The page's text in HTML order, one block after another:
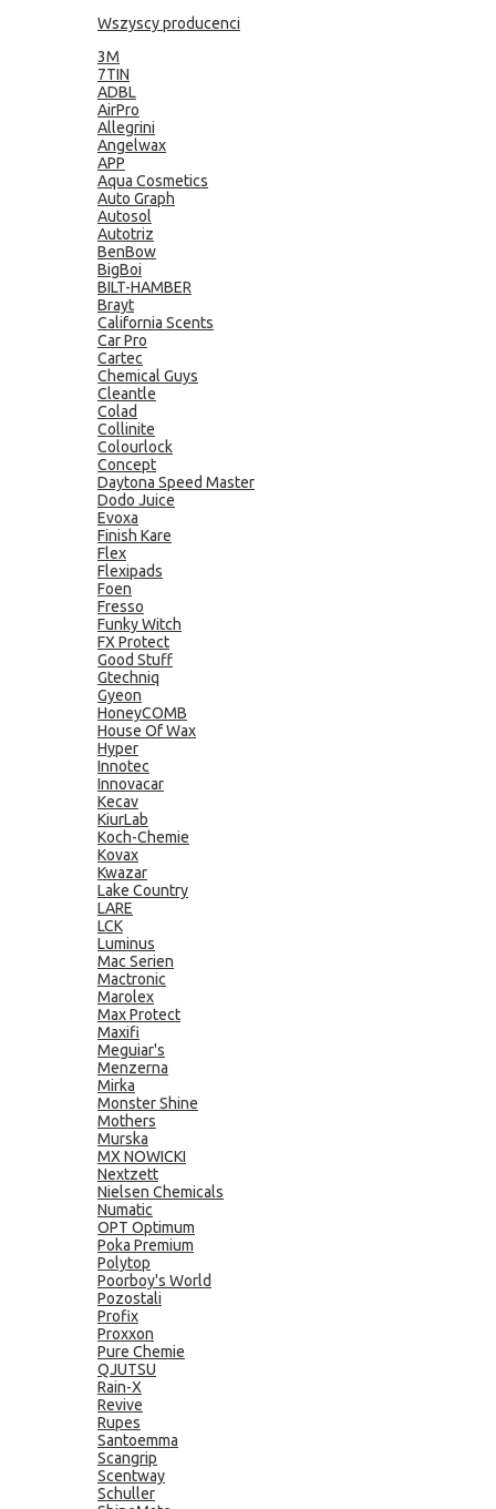
Wszyscy producenci
3M
7TIN
ADBL
AirPro
Allegrini
Angelwax
APP
Aqua Cosmetics
Auto Graph
Autosol
Autotriz
BenBow
BigBoi
BILT-HAMBER
Brayt
California Scents
Car Pro
Cartec
Chemical Guys
Cleantle
Colad
Collinite
Colourlock
Concept
Daytona Speed Master
Dodo Juice
Evoxa
Finish Kare
Flex
Flexipads
Foen
Fresso
Funky Witch
FX Protect
Good Stuff
Gtechniq
Gyeon
HoneyCOMB
House Of Wax
Hyper
Innotec
Innovacar
Kecav
KiurLab
Koch-Chemie
Kovax
Kwazar
Lake Country
LARE
LCK
Luminus
Mac Serien
Mactronic
Marolex
Max Protect
Maxifi
Meguiar's
Menzerna
Mirka
Monster Shine
Mothers
Murska
MX NOWICKI
Nextzett
Nielsen Chemicals
Numatic
OPT Optimum
Poka Premium
Polytop
Poorboy's World
Pozostali
Profix
Proxxon
Pure Chemie
QJUTSU
Rain-X
Revive
Rupes
Santoemma
Scangrip
Scentway
Schuller